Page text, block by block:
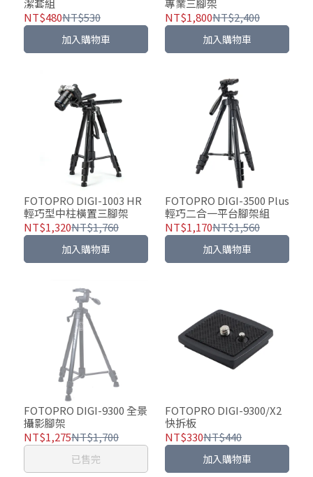
潔套組
NT$480NT$530
加入購物車
專業三腳架
NT$1,800NT$2,400
加入購物車
FOTOPRO DIGI-1003 HR
輕巧型中柱橫置三腳架
NT$1,320NT$1,760
加入購物車
FOTOPRO DIGI-3500 Plus
輕巧二合一平台腳架組
NT$1,170NT$1,560
加入購物車
FOTOPRO DIGI-9300 全景
攝影腳架
NT$1,275NT$1,700
已售完
FOTOPRO DIGI-9300/X2
快拆板
NT$330NT$440
加入購物車